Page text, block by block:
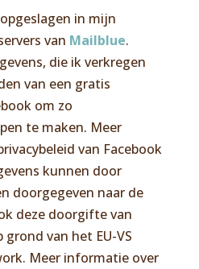
in mijn
van Mailblue.
die ik verkregen
van een gratis
om zo
te maken. Meer
van Facebook
kunnen door
doorgegeven naar de
deze doorgifte van
van het EU-VS
Meer informatie over